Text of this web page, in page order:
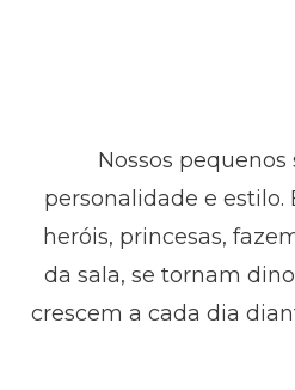
Nossos pequenos
personalidade e
heróis, princesas,
da sala, se tornam
crescem a cada dia